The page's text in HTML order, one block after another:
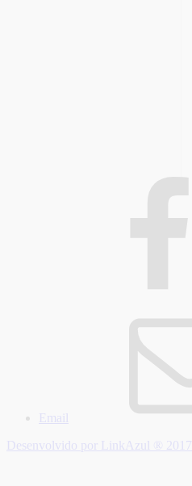
Email
Desenvolvido por LinkAzul ® 2017